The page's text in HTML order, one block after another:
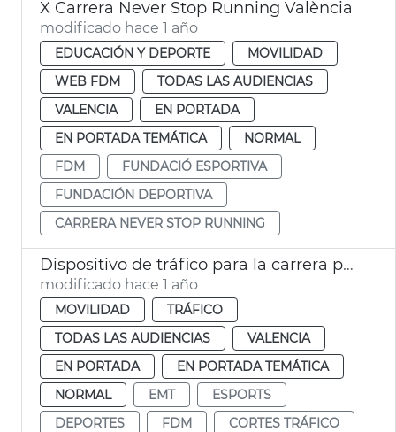
X Carrera Never Stop Running València
modificado hace 1 año
EDUCACIÓN Y DEPORTE
MOVILIDAD
WEB FDM
TODAS LAS AUDIENCIAS
VALENCIA
EN PORTADA
EN PORTADA TEMÁTICA
NORMAL
FDM
FUNDACIÓ ESPORTIVA
FUNDACIÓN DEPORTIVA
CARRERA NEVER STOP RUNNING
Dispositivo de tráfico para la carrera popular Galápagos
modificado hace 1 año
MOVILIDAD
TRÁFICO
TODAS LAS AUDIENCIAS
VALENCIA
EN PORTADA
EN PORTADA TEMÁTICA
NORMAL
EMT
ESPORTS
DEPORTES
FDM
CORTES TRÁFICO